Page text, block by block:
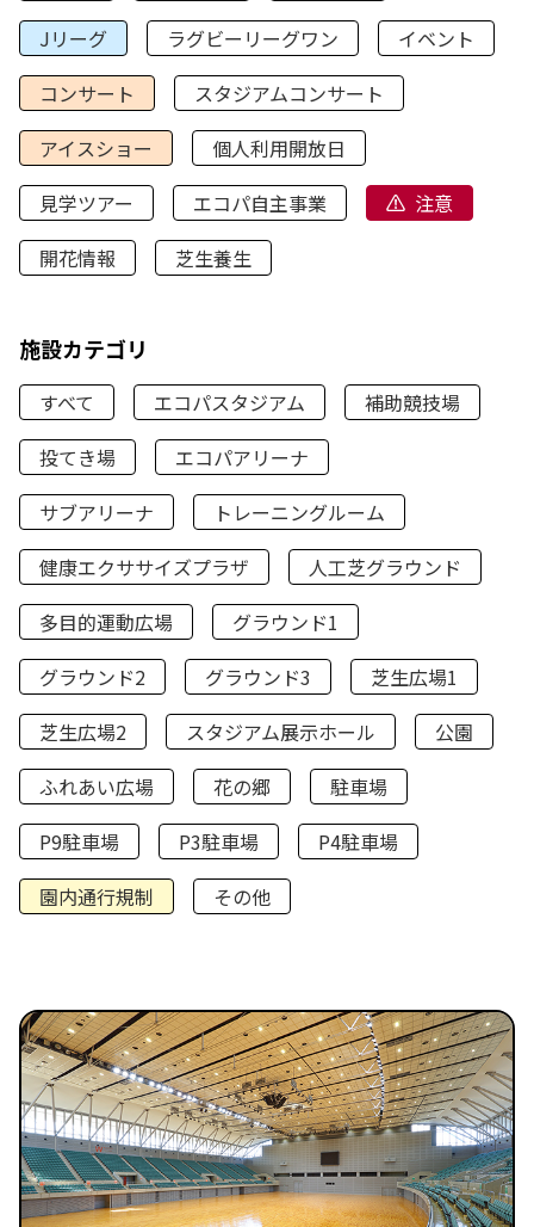
Jリーグ
ラグビーリーグワン
イベント
コンサート
スタジアムコンサート
アイスショー
個人利用開放日
見学ツアー
エコパ自主事業
注意
開花情報
芝生養生
施設カテゴリ
すべて エコパスタジアム
補助競技場
投てき場
エコパアリーナ
サブアリーナ
トレーニングルーム
健康エクササイズプラザ
人工芝グラウンド
多目的運動広場
グラウンド1
グラウンド2
グラウンド3
芝生広場1
芝生広場2
スタジアム展示ホール
公園
ふれあい広場
花の郷
駐車場
P9駐車場
P3駐車場
P4駐車場
園内通行規制
その他